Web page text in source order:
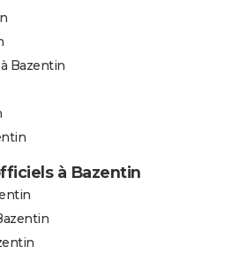
Bazentin
à Bazentin